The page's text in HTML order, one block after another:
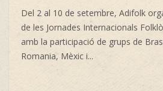
Del 2 al 10 de setembre, Adifolk
de les Jornades Internacionals
amb la participació de grups de
Romania, Mèxic i...